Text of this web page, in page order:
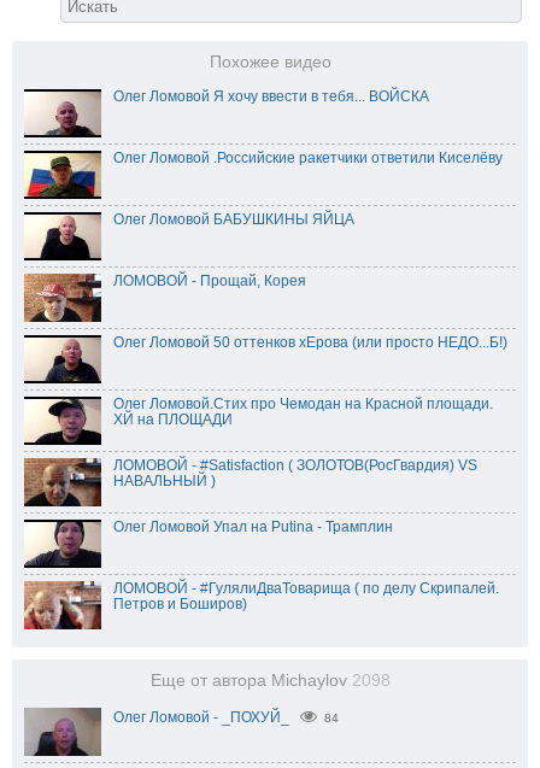
Похожее видео
Олег Ломовой Я хочу ввести в тебя... ВОЙСКА
Олег Ломовой .Российские ракетчики ответили Киселёву
Олег Ломовой БАБУШКИНЫ ЯЙЦА
ЛОМОВОЙ - Прощай, Корея
Олег Ломовой 50 оттенков хЕрова (или просто НЕДО...Б!)
Олег Ломовой.Стих про Чемодан на Красной площади.
ХЙ на ПЛОЩАДИ
ЛОМОВОЙ - #Satisfaction ( ЗОЛОТОВ(РосГвардия) VS
НАВАЛЬНЫЙ )
Олег Ломовой Упал на Putinа - Трамплин
ЛОМОВОЙ - #ГулялиДваТоварища ( по делу Скрипалей.
Петров и Боширов)
Еще от автора Michaylov 2098
Олег Ломовой - _ПОХУЙ_ 84